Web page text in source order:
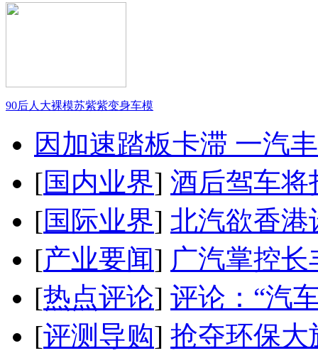
90后人大裸模苏紫紫变身车模
因加速踏板卡滞 一汽
[国内业界] 酒后驾车将
[国际业界] 北汽欲香港
[产业要闻] 广汽掌控
[热点评论] 评论：“汽
[评测导购] 抢夺环保大